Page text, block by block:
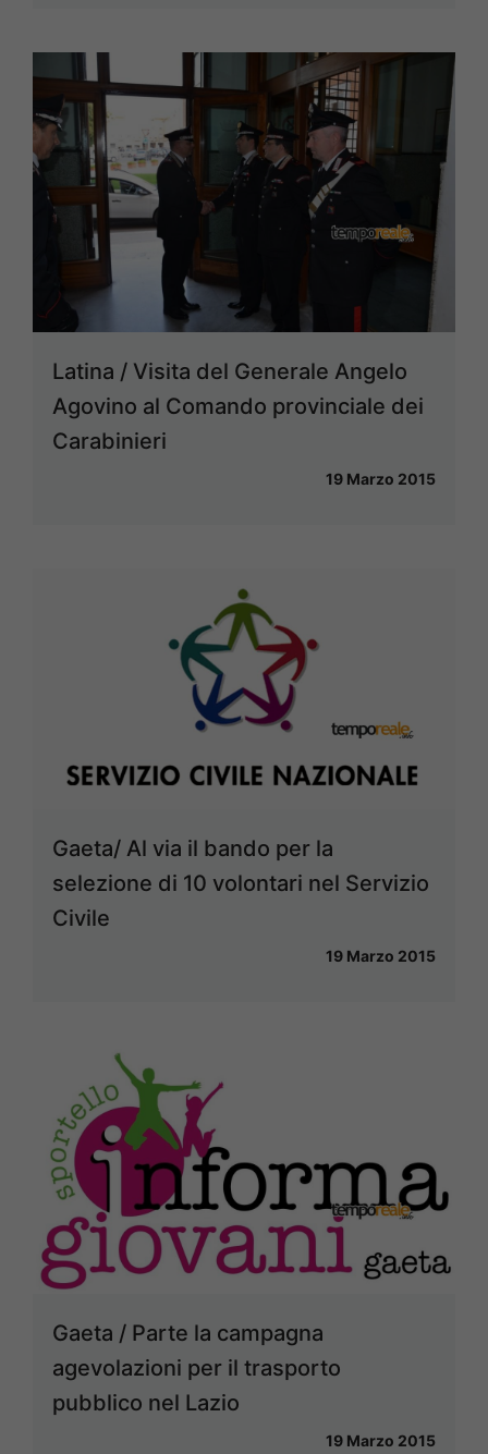
Latina / Visita del Generale Angelo
Agovino al Comando provinciale dei
Carabinieri
19 Marzo 2015
Gaeta/ Al via il bando per la
selezione di 10 volontari nel Servizio
Civile
19 Marzo 2015
Gaeta / Parte la campagna
agevolazioni per il trasporto
pubblico nel Lazio
19 Marzo 2015